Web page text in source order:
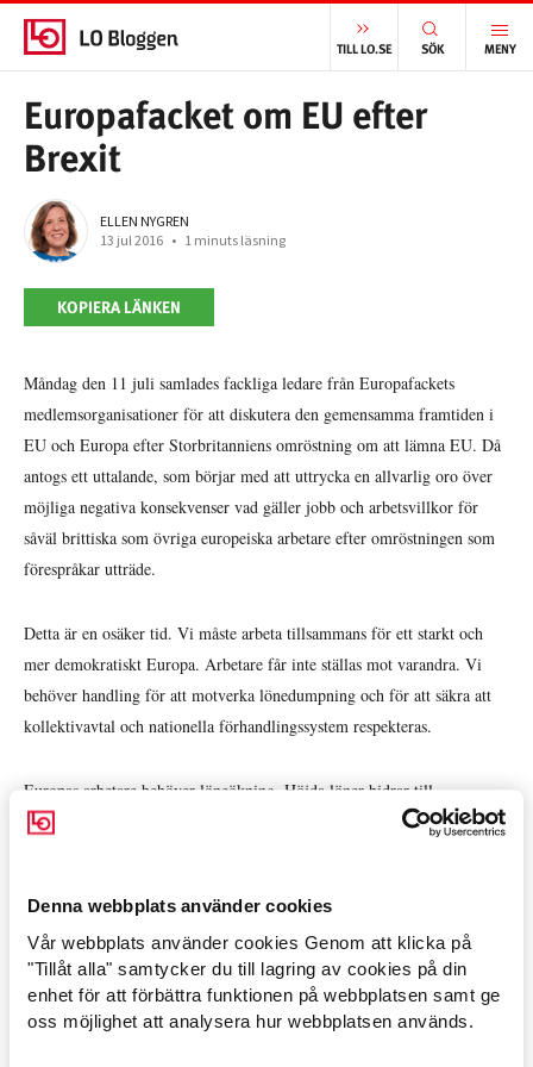
Denna webbplats använder cookies
Vår webbplats använder cookies Genom att klicka på
"Tillåt alla" samtycker du till lagring av cookies på din
enhet för att förbättra funktionen på webbplatsen samt ge
oss möjlighet att analysera hur webbplatsen används.
TILL LO.SE SÖK MENY
Arbetsmarknad »
Avtal löner & arbetsrätt »
START/ EUROPAFACKET OM EU EFTER BREXIT
Europafacket om EU efter
Brexit
ELLEN NYGREN
13 jul 2016 • 1 minuts läsning
KOPIERA LÄNKEN
Måndag den 11 juli samlades fackliga ledare från Europafackets
medlemsorganisationer för att diskutera den gemensamma framtiden i
EU och Europa efter Storbritanniens omröstning om att lämna EU. Då
antogs ett uttalande, som börjar med att uttrycka en allvarlig oro över
möjliga negativa konsekvenser vad gäller jobb och arbetsvillkor för
såväl brittiska som övriga europeiska arbetare efter omröstningen som
förespråkar utträde.
Detta är en osäker tid. Vi måste arbeta tillsammans för ett starkt och
mer demokratiskt Europa. Arbetare får inte ställas mot varandra. Vi
behöver handling för att motverka lönedumpning och för att säkra att
kollektivavtal och nationella förhandlingssystem respekteras.
Europas arbetare behöver löneökning. Höjda löner bidrar till
ekonomisk återhämtning och minskad ojämlikhet. Löner och
EU måste leverera hållbar tillväxt, goda jobb och framtidshopp.
Europafacket och dess medlemmar kommer fortsätta att arbeta